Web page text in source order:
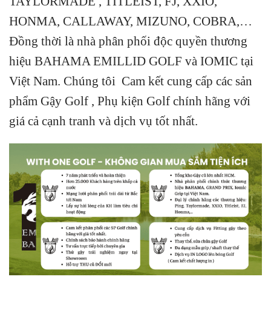
HONMA, CALLAWAY, MIZUNO, COBRA,…
Đồng thời là nhà phân phối độc quyền thương
hiệu BAHAMA EMILLID GOLF và IOMIC tại
Việt Nam. Chúng tôi Cam kết cung cấp các sản
phẩm Gậy Golf , Phụ kiện Golf chính hãng với
giá cả cạnh tranh và dịch vụ tốt nhất.